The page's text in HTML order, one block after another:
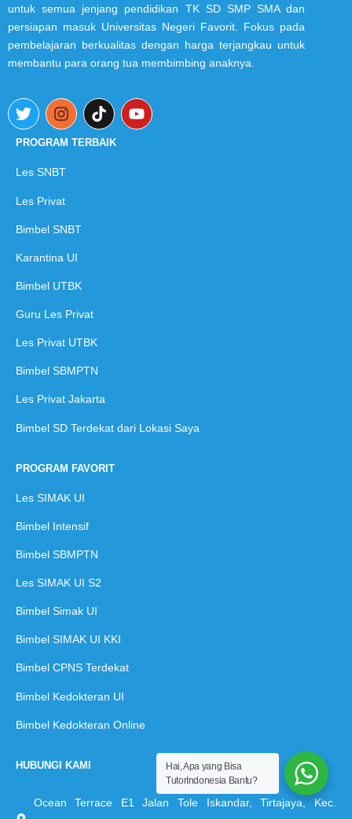
untuk semua jenjang pendidikan TK SD SMP SMA dan
persiapan masuk Universitas Negeri Favorit. Fokus pada
pembelajaran berkualitas dengan harga terjangkau untuk
membantu para orang tua membimbing anaknya.
PROGRAM TERBAIK
Les SNBT
L es Privat
Bimbel SNBT
Karantina UI
Bimbel UTBK
Guru Les Privat
Les Privat UTBK
Bimbel SBMPTN
Les Privat Jakarta
Bimbel SD Terdekat dari Lokasi Saya
PROGRAM FAVORIT
Les SIMAK UI
Bimbel Intensif
Bimbel SBMPTN
Les SIMAK UI S2
Bimbel Simak UI
Bimbel SIMAK UI KKI
Bimbel CPNS Terdekat
Bimbel Kedokteran UI
Bimbel Kedokteran Online
HUBUNGI KAMI
Ocean Terrace E1 Jalan Tole Iskandar, Tirtajaya, Kec.
Hai, Apa yang Bisa
TutorIndonesia Bantu?